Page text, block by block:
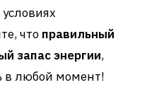
что правильный
запас энергии,
в любой момент!